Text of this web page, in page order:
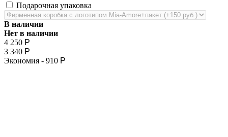
Подарочная упаковка
В наличии
Нет в наличии
4 250 Р
3 340 Р
Экономия - 910 Р